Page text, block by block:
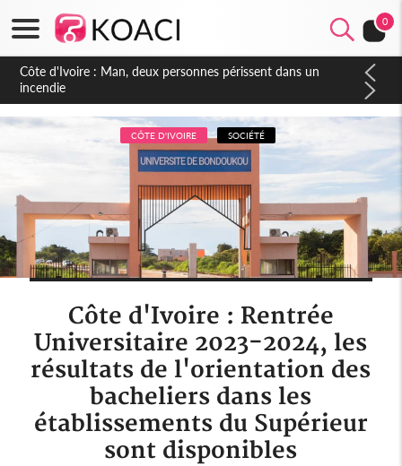
0
CÔTE D'IVOIRE SOCIÉTÉ
Côte d'Ivoire : Rentrée
Universitaire 2023-2024, les
résultats de l'orientation des
bacheliers dans les
établissements du Supérieur
sont disponibles